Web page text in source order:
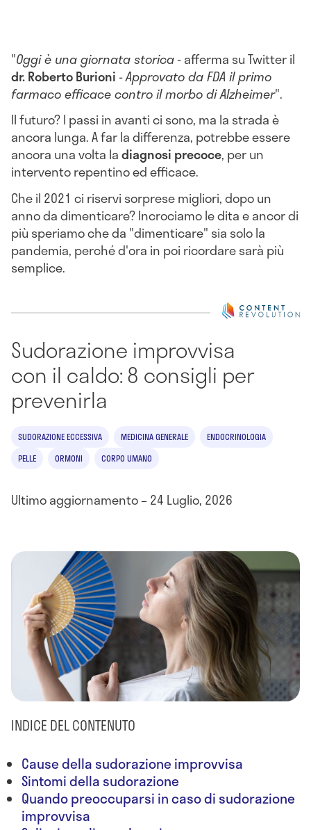
"Oggi è una giornata storica- afferma su Twitter il
dr. Roberto Burioni -Approvato da FDA il primo
farmaco efficace contro il morbo di Alzheimer".
Il futuro? I passi in avanti ci sono, ma la strada è
ancora lunga. A far la differenza, potrebbe essere
ancora una volta ladiagnosi precoce, per un
intervento repentino ed efficace.
Che il 2021 ci riservi sorprese migliori, dopo un
anno da dimenticare? Incrociamo le dita e ancor di
più speriamo che da "dimenticare" sia solo la
pandemia, perché d'ora in poi ricordare sarà più
semplice.
Sudorazione improvvisa
con il caldo: 8 consigli per
prevenirla
SUDORAZIONE ECCESSIVA MEDICINA GENERALE
ENDOCRINOLOGIA
PELLE
ORMONI CORPO UMANO
Ultimo aggiornamento – 24 Luglio, 2026
INDICE DEL CONTENUTO
Cause della sudorazione improvvisa
Sintomi della sudorazione
Quando preoccuparsi in caso di sudorazione
improvvisa